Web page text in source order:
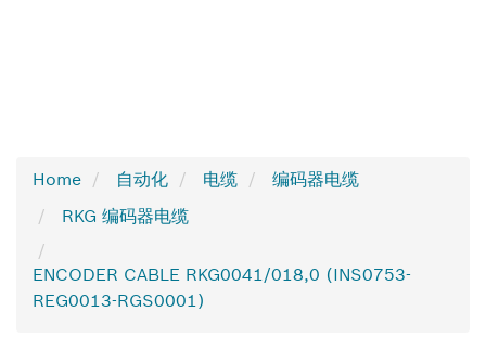
Home 自动化 电缆
编码器电缆
RKG 编码器电缆
ENCODER CABLE RKG0041/018,0 (INS0753-
REG0013-RGS0001)